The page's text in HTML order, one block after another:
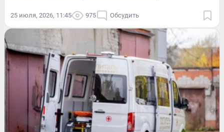
25 июля, 2026, 11:45 975 Обсудить